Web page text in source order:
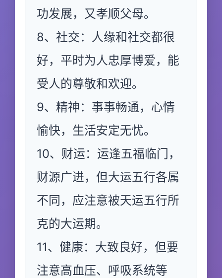
功发展，又孝顺父母。
8、社交：人缘和社交都很
好，平时为人忠厚博爱，能
受人的尊敬和欢迎。
9、精神：事事畅通，心情
愉快，生活安定无忧。
10、财运：运逢五福临门，
财源广进，但大运五行各属
不同，应注意被天运五行所
克的大运期。
11、健康：大致良好，但要
注意高血压、呼吸系统等